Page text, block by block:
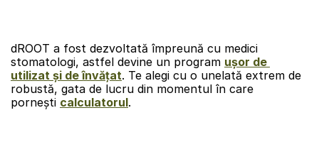
dROOT a fost dezvoltată împreună cu medici
stomatologi, astfel devine un program ușor de
utilizat și de învățat. Te alegi cu o unelată extrem de
robustă, gata de lucru din momentul în care
porneşti calculatorul.